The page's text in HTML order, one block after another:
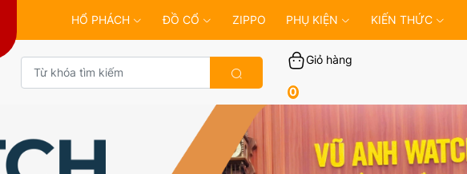
HỔ PHÁCH ĐỒ CỔ ZIPPO PHỤ KIỆN KIẾN THỨC
Giỏ hàng
0